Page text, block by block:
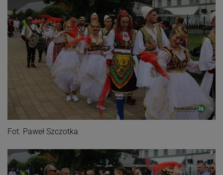
Fot. Paweł Szczotka